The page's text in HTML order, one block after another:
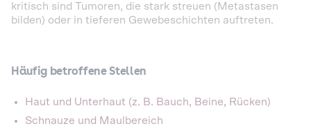
kritisch sind Tumoren, die stark streuen (Metastasen
bilden) oder in tieferen Gewebeschichten auftreten.
Häufig betroffene Stellen
Haut und Unterhaut (z. B. Bauch, Beine, Rücken)
Schnauze und Maulbereich